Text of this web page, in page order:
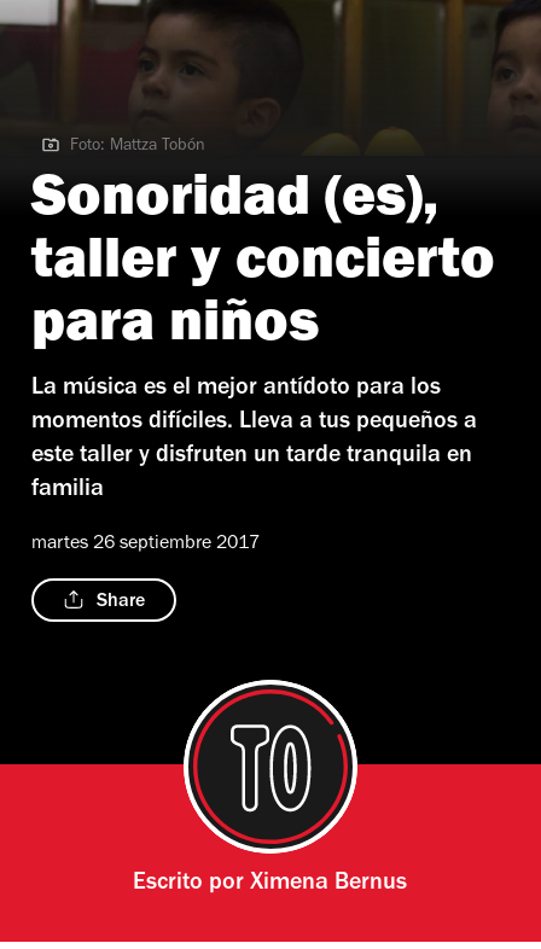
Foto: Mattza Tobón
Foto: Mattza Tobón
Sonoridad (es),
taller y concierto
para niños
La música es el mejor antídoto para los
momentos difíciles. Lleva a tus pequeños a
este taller y disfruten un tarde tranquila en
familia
martes 26 septiembre 2017
Share
Escrito porXimena Bernus